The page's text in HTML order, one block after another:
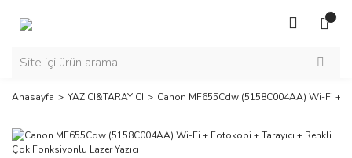
Anasayfa YAZICI&TARAYICI Canon MF655Cdw (5158C004AA) Wi-Fi +